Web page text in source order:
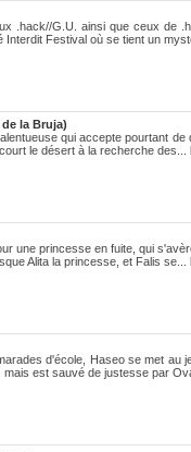
.hack//G.U. ainsi que ceux de
Interdit Festival où se tient un
la Bruja)
qui accepte pourtant
le désert à la recherche des...
une princesse en fuite, qui
Alita la princesse, et Falis se...
d'école, Haseo se met au
mais est sauvé de justesse par